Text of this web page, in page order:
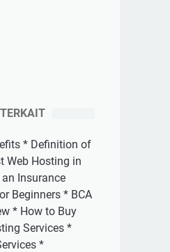
* Definition of
Web Hosting in
Insurance
Beginners * BCA
* How to Buy
Services *
*